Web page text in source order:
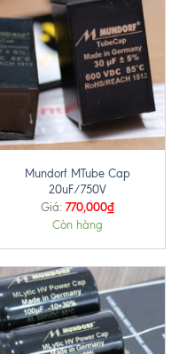
Mundorf MTube Cap
20uF/750V
Giá: 770,000₫
Còn hàng